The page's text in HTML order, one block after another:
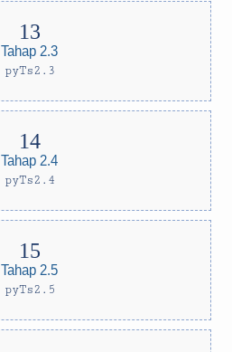
Tahap 2.3
pyTs2.3
Tahap 2.4
pyTs2.4
Tahap 2.5
pyTs2.5